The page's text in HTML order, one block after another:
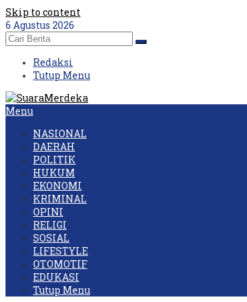
Skip to content
6 Agustus 2026
Redaksi
Tutup Menu
Menu
NASIONAL
DAERAH
POLITIK
HUKUM
EKONOMI
KRIMINAL
OPINI
RELIGI
SOSIAL
LIFESTYLE
OTOMOTIF
EDUKASI
Tutup Menu